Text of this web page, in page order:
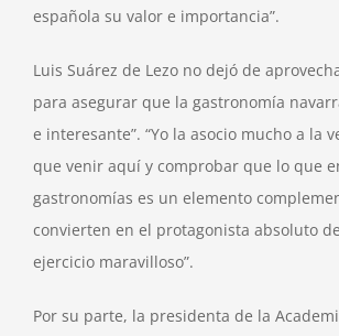
española su valor e importancia”.
Luis Suárez de Lezo no dejó de
para asegurar que la gastronomía
e interesante”. “Yo la asocio mucho a la
que venir aquí y comprobar que lo que
gastronomías es un elemento
convierten en el protagonista absoluto
ejercicio maravilloso”.
Por su parte, la presidenta de la